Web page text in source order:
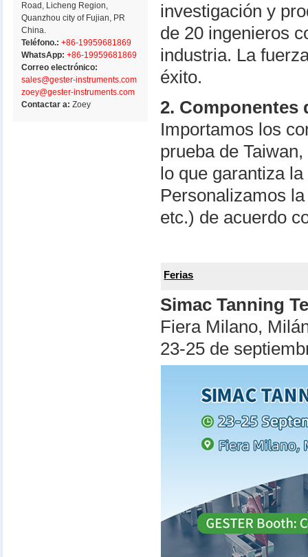
Road, Licheng Region,
Quanzhou city of Fujian, PR
China.
Teléfono.: +86-19959681869
WhatsApp: +86-19959681869
Correo electrónico:
sales@gester-instruments.com
zoey@gester-instruments.com
Contactar a:Zoey
investigación y
de 20 ingenieros
industria. La
éxito.
2. Componentes
Importamos los
prueba de
lo que garantiza
Personalizamos
etc.) de acuerdo
Ferias
Simac Tanning
Fiera Milano,
23-25 ​​de